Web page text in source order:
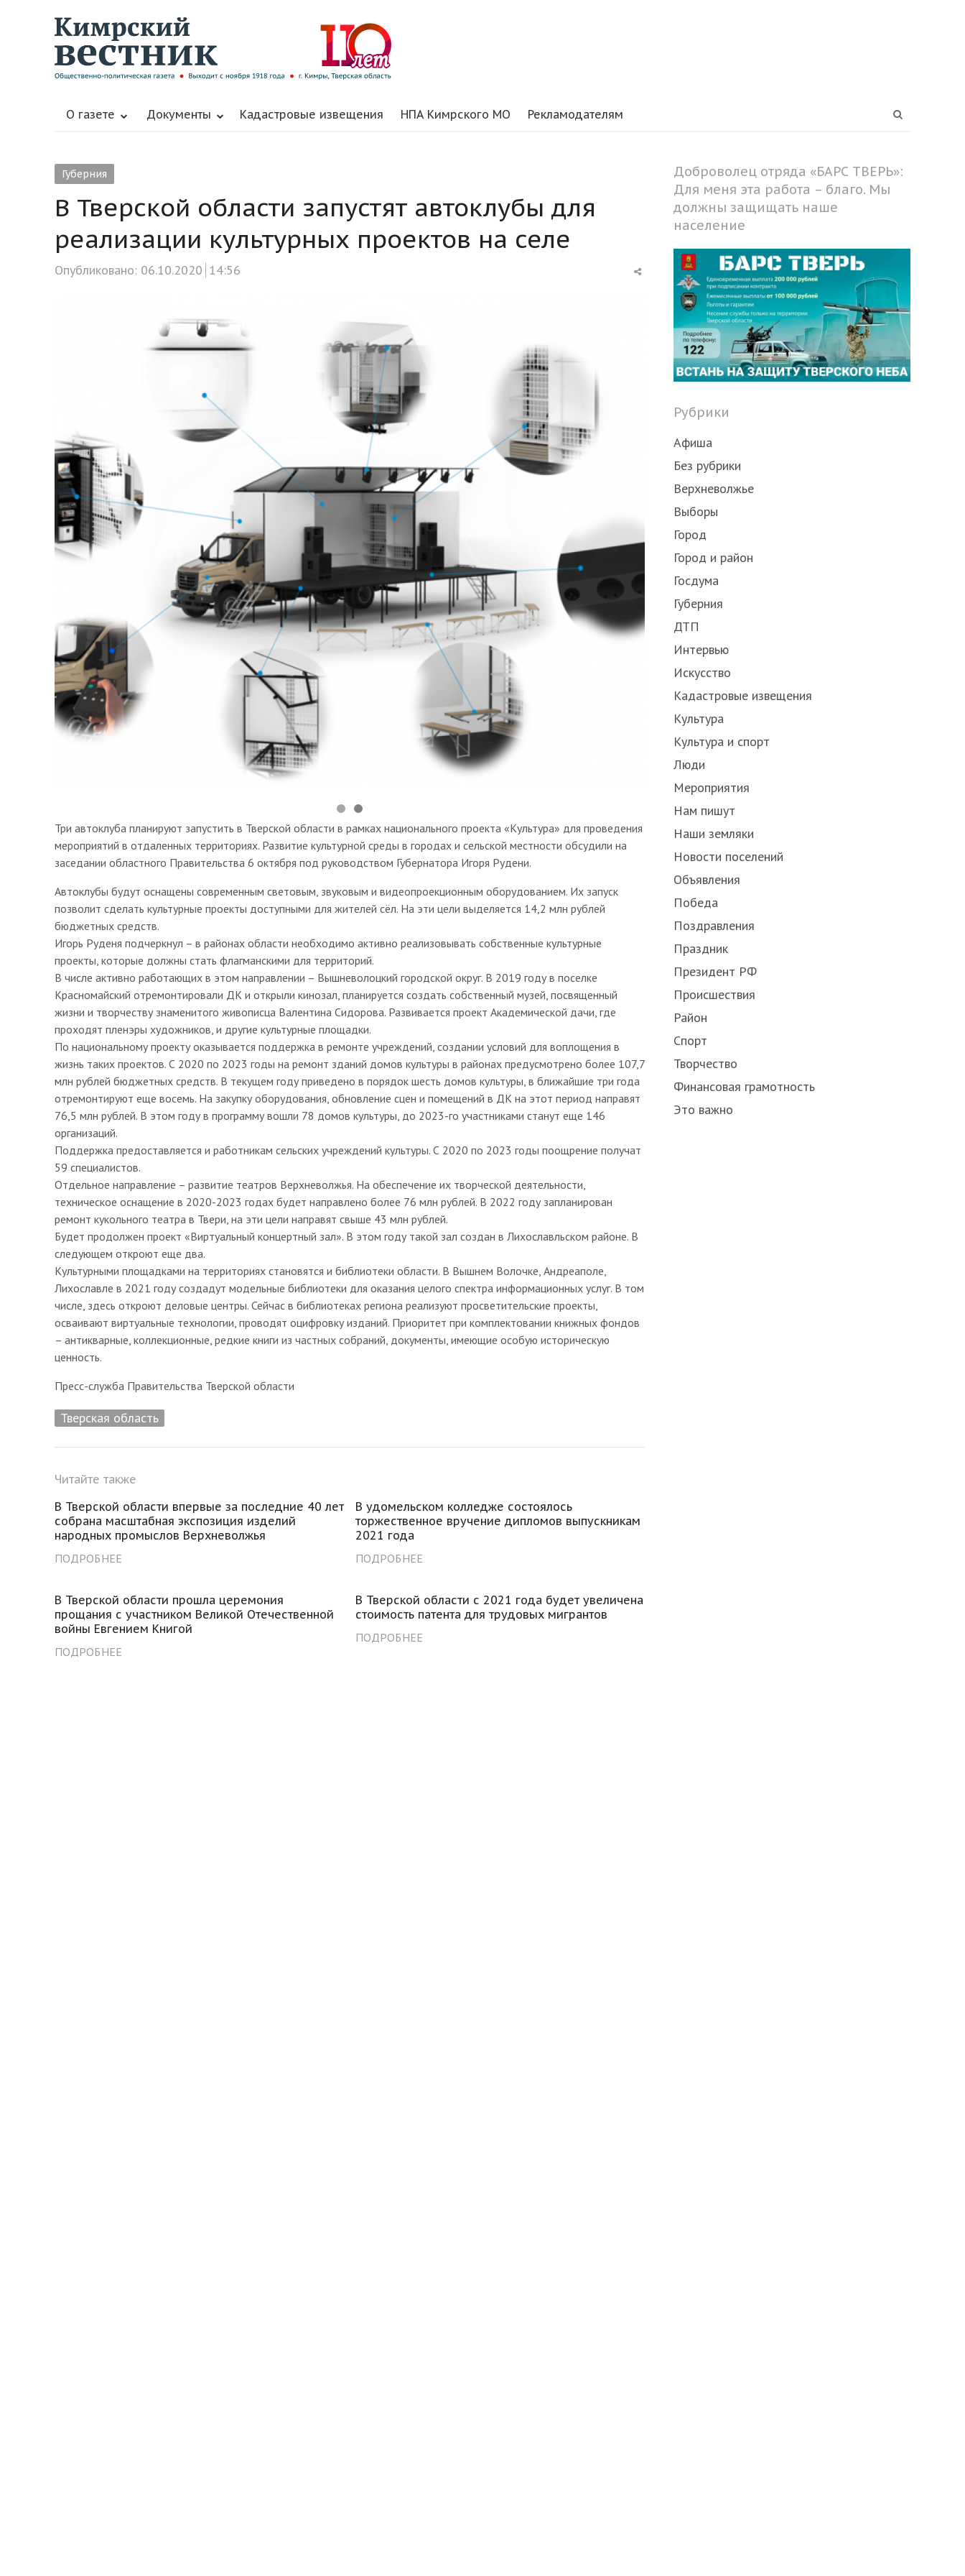
О газете Документы Кадастровые извещения НПА Кимрского МО Рекламодателям
Губерния
В Тверской области запустят автоклубы для
реализации культурных проектов на селе
Опубликовано: 06.10.2020 14:56
Share
Три автоклуба планируют запустить в Тверской области в рамках национального проекта «Культура» для проведения
мероприятий в отдаленных территориях. Развитие культурной среды в городах и сельской местности обсудили на
заседании областного Правительства 6 октября под руководством Губернатора Игоря Рудени.
Автоклубы будут оснащены современным световым, звуковым и видеопроекционным оборудованием. Их запуск
позволит сделать культурные проекты доступными для жителей сёл. На эти цели выделяется 14,2 млн рублей
бюджетных средств.
Игорь Руденя подчеркнул – в районах области необходимо активно реализовывать собственные культурные
проекты, которые должны стать флагманскими для территорий.
В числе активно работающих в этом направлении – Вышневолоцкий городской округ. В 2019 году в поселке
Красномайский отремонтировали ДК и открыли кинозал, планируется создать собственный музей, посвященный
жизни и творчеству знаменитого живописца Валентина Сидорова. Развивается проект Академической дачи, где
проходят пленэры художников, и другие культурные площадки.
По национальному проекту оказывается поддержка в ремонте учреждений, создании условий для воплощения в
жизнь таких проектов. С 2020 по 2023 годы на ремонт зданий домов культуры в районах предусмотрено более 107,7
млн рублей бюджетных средств. В текущем году приведено в порядок шесть домов культуры, в ближайшие три года
отремонтируют еще восемь. На закупку оборудования, обновление сцен и помещений в ДК на этот период направят
76,5 млн рублей. В этом году в программу вошли 78 домов культуры, до 2023-го участниками станут еще 146
организаций.
Поддержка предоставляется и работникам сельских учреждений культуры. С 2020 по 2023 годы поощрение получат
59 специалистов.
Отдельное направление – развитие театров Верхневолжья. На обеспечение их творческой деятельности,
техническое оснащение в 2020-2023 годах будет направлено более 76 млн рублей. В 2022 году запланирован
ремонт кукольного театра в Твери, на эти цели направят свыше 43 млн рублей.
Будет продолжен проект «Виртуальный концертный зал». В этом году такой зал создан в Лихославльском районе. В
следующем откроют еще два.
Культурными площадками на территориях становятся и библиотеки области. В Вышнем Волочке, Андреаполе,
Лихославле в 2021 году создадут модельные библиотеки для оказания целого спектра информационных услуг. В том
числе, здесь откроют деловые центры. Сейчас в библиотеках региона реализуют просветительские проекты,
осваивают виртуальные технологии, проводят оцифровку изданий. Приоритет при комплектовании книжных фондов
– антикварные, коллекционные, редкие книги из частных собраний, документы, имеющие особую историческую
ценность.
Пресс-служба Правительства Тверской области
Тверская область
Читайте также
В Тверской области впервые за последние 40 лет
собрана масштабная экспозиция изделий
народных промыслов Верхневолжья
ПОДРОБНЕЕ
В удомельском колледже состоялось
торжественное вручение дипломов выпускникам
2021 года
ПОДРОБНЕЕ
В Тверской области прошла церемония
прощания с участником Великой Отечественной
войны Евгением Книгой
ПОДРОБНЕЕ
В Тверской области с 2021 года будет увеличена
стоимость патента для трудовых мигрантов
ПОДРОБНЕЕ
Доброволец отряда «БАРС ТВЕРЬ»:
Для меня эта работа – благо. Мы
должны защищать наше
население
Рубрики
Афиша
Без рубрики
Верхневолжье
Выборы
Город
Город и район
Госдума
Губерния
ДТП
Интервью
Искусство
Кадастровые извещения
Культура
Культура и спорт
Люди
Мероприятия
Нам пишут
Наши земляки
Новости поселений
Объявления
Победа
Поздравления
Праздник
Президент РФ
Происшествия
Район
Спорт
Творчество
Финансовая грамотность
Это важно